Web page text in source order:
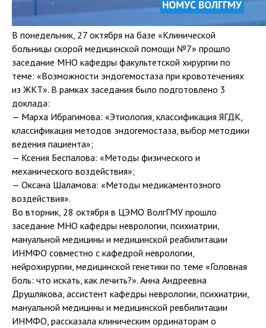
В понедельник, 27 октября на базе «Клинической
больницы скорой медицинской помощи №7» прошло
заседание МНО кафедры факультетской хирургии по
теме: «Возможности эндогемостаза при кровотечениях
из ЖКТ». В рамках заседания было подготовлено 3
доклада:
— Марха Ибрагимова: «Этиология, классификация ЯГДК,
классификация методов эндогемостаза, выбор методики
ведения пациента»;
— Ксения Беспалова: «Методы физического и
механического воздействия»;
— Оксана Шаламова: «Методы медикаментозного
воздействия».
Во вторник, 28 октября в ЦЭМО ВолгГМУ прошло
заседание МНО кафедры неврологии, психиатрии,
мануальной медицины и медицинской реабилитации
ИНМФО совместно с кафедрой неврологии,
нейрохирургии, медицинской генетики по теме «Головная
боль: что искать, как лечить?». Анна Андреевна
Друшлякова, ассистент кафедры неврологии, психиатрии,
мануальной медицины и медицинской ревбилитации
ИНМФО, рассказала клиническим ординаторам о